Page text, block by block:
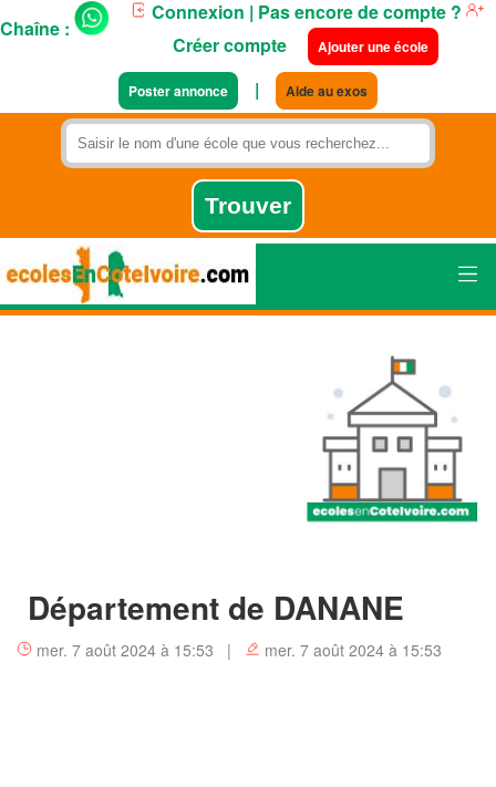
Chaîne :
Connexion | Pas encore de compte ?
Créer compte
Ajouter une école
Poster annonce | Aide au exos
Département de DANANE
mer. 7 août 2024 à 15:53 | mer. 7 août 2024 à 15:53